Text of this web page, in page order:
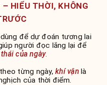
HIỂU THỜI, KHÔNG
để dự đoán tương lai
người đọc lắng lại để
của ngày.
từng ngày, khí vậnlà
của thời điểm.